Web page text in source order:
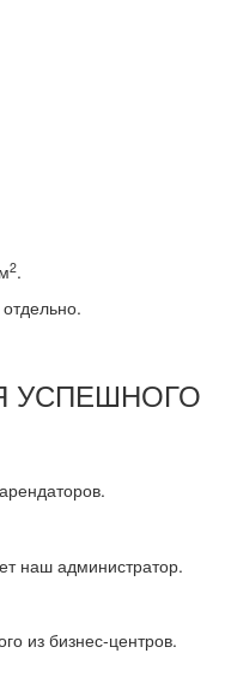
2.
УСПЕШНОГО
наш администратор.
из бизнес-центров.